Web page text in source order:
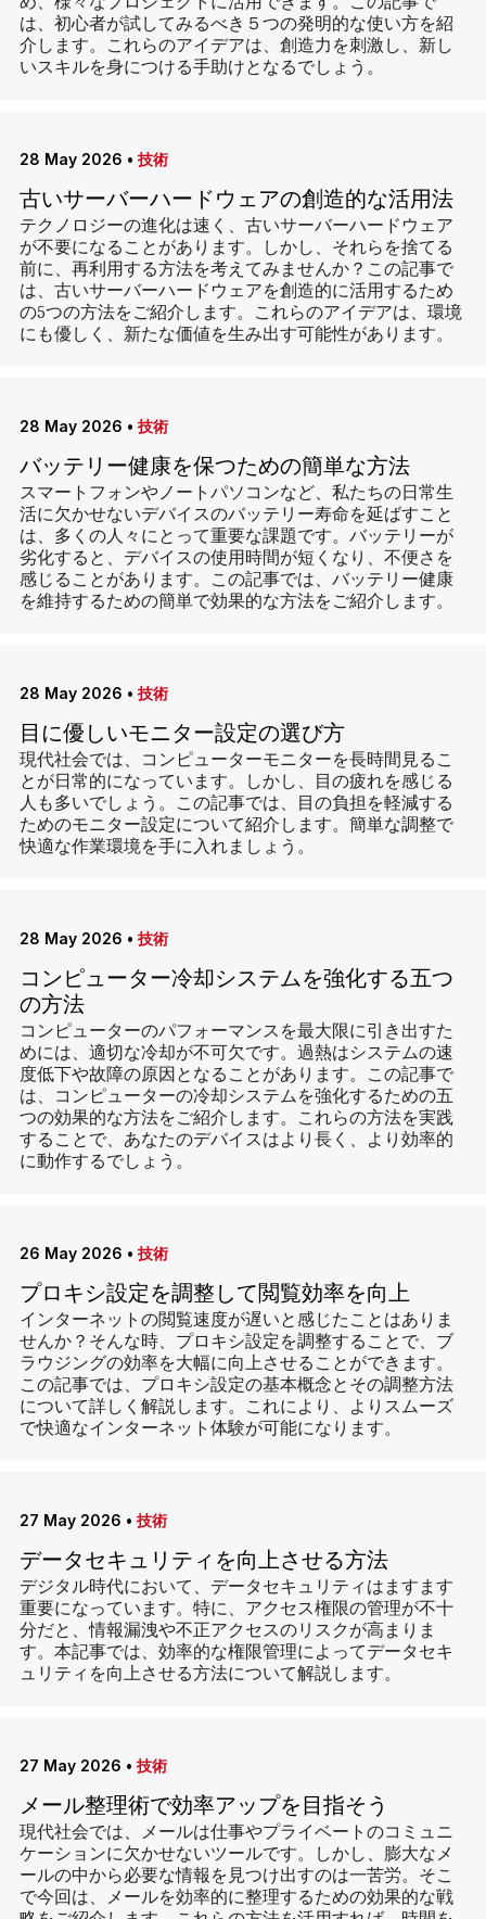
は、初心者が試してみるべき５つの発明的な使い方を紹
介します。これらのアイデアは、創造力を刺激し、新し
いスキルを身につける手助けとなるでしょう。
28 May 2026 • 技術
古いサーバーハードウェアの創造的な活用法
テクノロジーの進化は速く、古いサーバーハードウェア
が不要になることがあります。しかし、それらを捨てる
前に、再利用する方法を考えてみませんか？この記事で
は、古いサーバーハードウェアを創造的に活用するため
の5つの方法をご紹介します。これらのアイデアは、環境
にも優しく、新たな価値を生み出す可能性があります。
28 May 2026 • 技術
バッテリー健康を保つための簡単な方法
スマートフォンやノートパソコンなど、私たちの日常生
活に欠かせないデバイスのバッテリー寿命を延ばすこと
は、多くの人々にとって重要な課題です。バッテリーが
劣化すると、デバイスの使用時間が短くなり、不便さを
感じることがあります。この記事では、バッテリー健康
を維持するための簡単で効果的な方法をご紹介します。
28 May 2026 • 技術
目に優しいモニター設定の選び方
現代社会では、コンピューターモニターを長時間見るこ
とが日常的になっています。しかし、目の疲れを感じる
人も多いでしょう。この記事では、目の負担を軽減する
ためのモニター設定について紹介します。簡単な調整で
快適な作業環境を手に入れましょう。
28 May 2026 • 技術
コンピューター冷却システムを強化する五つ
の方法
コンピューターのパフォーマンスを最大限に引き出すた
めには、適切な冷却が不可欠です。過熱はシステムの速
度低下や故障の原因となることがあります。この記事で
は、コンピューターの冷却システムを強化するための五
つの効果的な方法をご紹介します。これらの方法を実践
することで、あなたのデバイスはより長く、より効率的
に動作するでしょう。
26 May 2026 • 技術
プロキシ設定を調整して閲覧効率を向上
インターネットの閲覧速度が遅いと感じたことはありま
せんか？そんな時、プロキシ設定を調整することで、ブ
ラウジングの効率を大幅に向上させることができます。
この記事では、プロキシ設定の基本概念とその調整方法
について詳しく解説します。これにより、よりスムーズ
で快適なインターネット体験が可能になります。
27 May 2026 • 技術
データセキュリティを向上させる方法
デジタル時代において、データセキュリティはますます
重要になっています。特に、アクセス権限の管理が不十
分だと、情報漏洩や不正アクセスのリスクが高まりま
す。本記事では、効率的な権限管理によってデータセキ
ュリティを向上させる方法について解説します。
27 May 2026 • 技術
メール整理術で効率アップを目指そう
現代社会では、メールは仕事やプライベートのコミュニ
ケーションに欠かせないツールです。しかし、膨大なメ
ールの中から必要な情報を見つけ出すのは一苦労。そこ
で今回は、メールを効率的に整理するための効果的な戦